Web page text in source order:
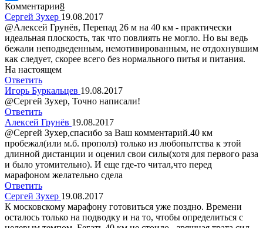
Комментарии8
Сергей Зухер 19.08.2017
@Алексей Грунёв, Перепад 26 м на 40 км - практически
идеальная плоскость, так что повлиять не могло. Но вы ведь
бежали неподведенным, немотивированным, не отдохнувшим
как следует, скорее всего без нормального питья и питания.
На настоящем
Ответить
Игорь Буркальцев 19.08.2017
@Сергей Зухер, Точно написали!
Ответить
Алексей Грунёв 19.08.2017
@Сергей Зухер,спасибо за Ваш комментарий.40 км
пробежал(или м.б. прополз) только из любопытства к этой
длинной дистанции и оценил свои силы(хотя для первого раза
и было утомительно). И еще где-то читал,что перед
марафоном желательно сдела
Ответить
Сергей Зухер 19.08.2017
К московскому марафону готовиться уже поздно. Времени
осталось только на подводку и на то, чтобы определиться с